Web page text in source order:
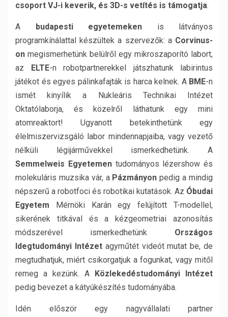
csoport VJ-i keverik, és 3D-s vetítés is támogatja.
A budapesti egyetemeken is látványos
programkínálattal készültek a szervezők: a Corvinus-
on megismerhetünk belülről egy mikroszaporító labort,
az ELTE-n robotpartnerekkel játszhatunk labirintus
játékot és egyes pálinkafajták is harca kelnek. A BME-n
ismét kinyílik a Nukleáris Technikai Intézet
Oktatólaborja, és közelről láthatunk egy mini
atomreaktort! Ugyanott betekinthetünk egy
élelmiszervizsgáló labor mindennapjaiba, vagy vezető
nélküli légijárművekkel ismerkedhetünk. A
Semmelweis Egyetementudományos lézershow és
molekuláris muzsika vár, a Pázmányon pedig a mindig
népszerű a robotfoci és robotikai kutatások. Az Óbudai
Egyetem Mérnöki Karán egy felújított T-modellel,
sikerének titkával és a kézgeometriai azonosítás
módszerével ismerkedhetünk Országos
Idegtudományi Intézetagyműtét videót mutat be, de
megtudhatjuk, miért csikorgatjuk a fogunkat, vagy mitől
remeg a kezünk. A Közlekedéstudományi Intézet
pedig bevezet a kátyúkészítés tudományába.
Idén először egy nagyvállalati partner